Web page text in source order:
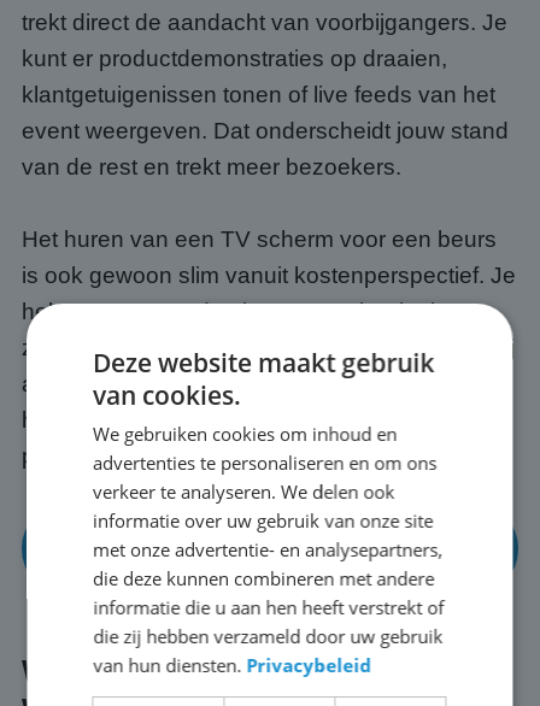
trekt direct de aandacht van voorbijgangers. Je
kunt er productdemonstraties op draaien,
klantgetuigenissen tonen of live feeds van het
event weergeven. Dat onderscheidt jouw stand
van de rest en trekt meer bezoekers.
Het huren van een TV scherm voor een beurs
is ook gewoon slim vanuit kostenperspectief. Je
hebt toegang tot de nieuwste technologie
zonder de aanschafkosten vooraf. En omdat wij
alles regelen, transport, opbouw en afbraak,
hoef jij alleen maar te focussen op jouw
presentatie en je bezoekers in Werkendam.
Bekijk onze mogelijkheden voor beurzen en
events
Wat regelen wij voor je in
Deze website maakt gebruik
van cookies.
We gebruiken cookies om inhoud en
advertenties te personaliseren en om ons
verkeer te analyseren. We delen ook
informatie over uw gebruik van onze site
met onze advertentie- en analysepartners,
die deze kunnen combineren met andere
informatie die u aan hen heeft verstrekt of
die zij hebben verzameld door uw gebruik
van hun diensten. Privacybeleid